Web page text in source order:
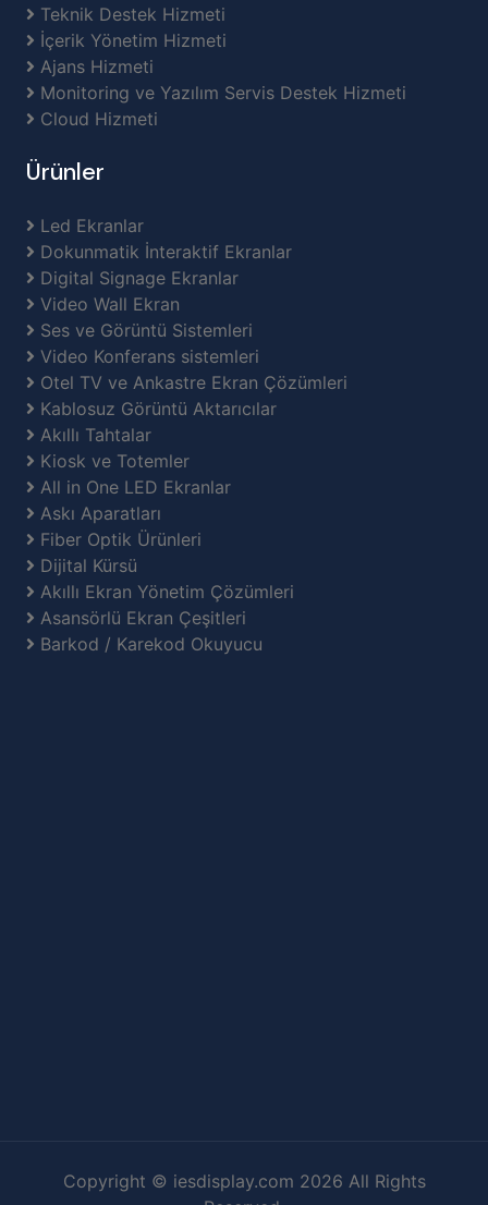
Teknik Destek Hizmeti
İçerik Yönetim Hizmeti
Ajans Hizmeti
Monitoring ve Yazılım Servis Destek Hizmeti
Cloud Hizmeti
Ürünler
Led Ekranlar
Dokunmatik İnteraktif Ekranlar
Digital Signage Ekranlar
Video Wall Ekran
Ses ve Görüntü Sistemleri
Video Konferans sistemleri
Otel TV ve Ankastre Ekran Çözümleri
Kablosuz Görüntü Aktarıcılar
Akıllı Tahtalar
Kiosk ve Totemler
All in One LED Ekranlar
Askı Aparatları
Fiber Optik Ürünleri
Dijital Kürsü
Akıllı Ekran Yönetim Çözümleri
Asansörlü Ekran Çeşitleri
Barkod / Karekod Okuyucu
Copyright © iesdisplay.com 2026 All Rights